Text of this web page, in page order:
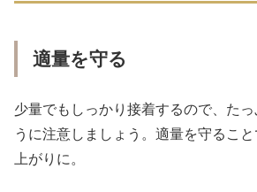
適量を守る
少量でもしっかり接着するので、た
うに注意しましょう。適量を守るこ
上がりに。